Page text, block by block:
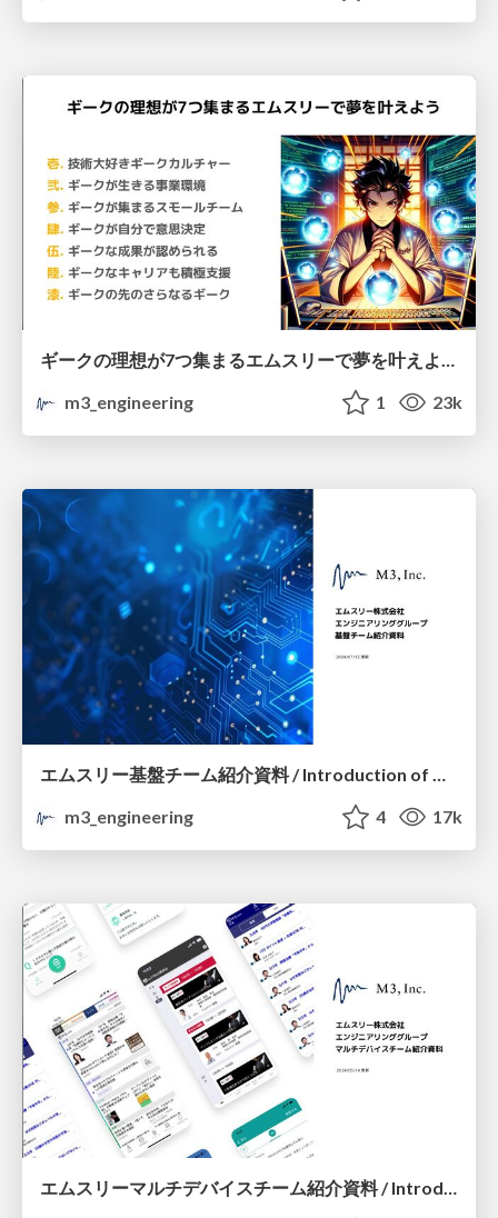
ギークの理想が7つ集まるエムスリーで夢を叶えよう - エムスリー株式会社
m3_engineering
1 23k
m3_engineering
4 17k
エムスリーマルチデバイスチーム紹介資料 / Introduction of M3 Multi Device Team